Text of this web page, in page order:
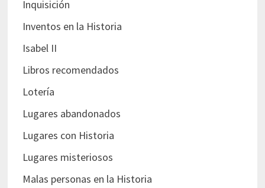
Inquisición
Inventos en la Historia
Isabel II
Libros recomendados
Lotería
Lugares abandonados
Lugares con Historia
Lugares misteriosos
Malas personas en la Historia